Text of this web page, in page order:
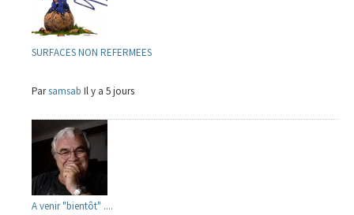
SURFACES NON REFERMEES
Parsamsab Il y a 5 jours
A venir "bientôt" ....